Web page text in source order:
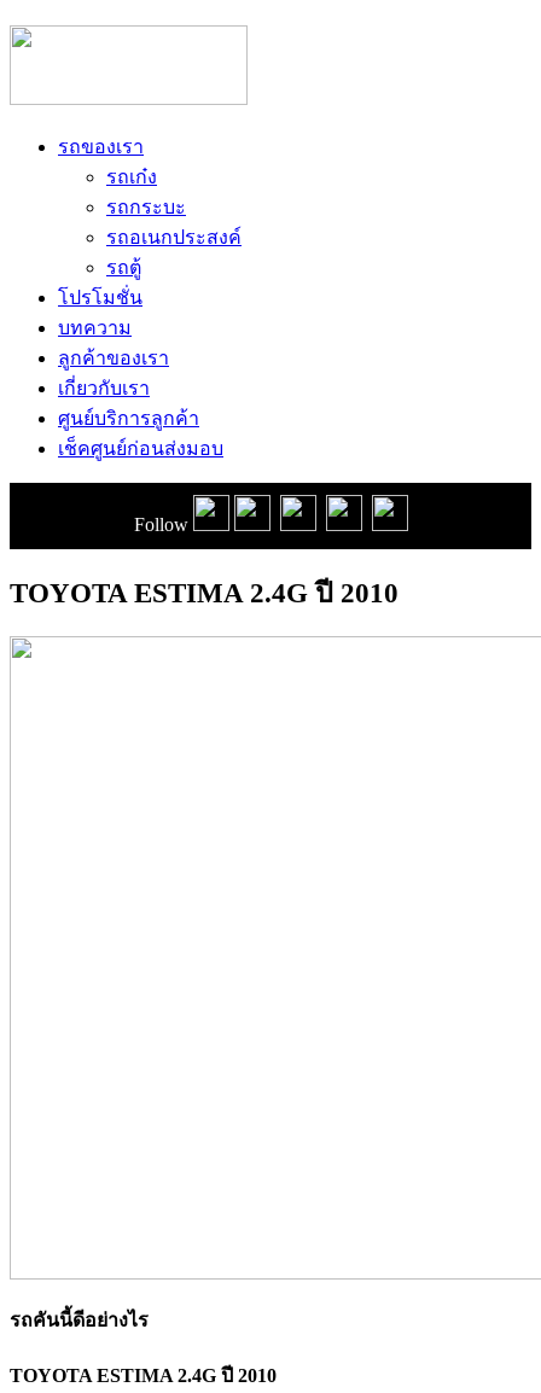
รถของเรา
รถเก๋ง
รถกระบะ
รถอเนกประสงค์
รถตู้
โปรโมชั่น
บทความ
ลูกค้าของเรา
เกี่ยวกับเรา
ศูนย์บริการลูกค้า
เช็คศูนย์ก่อนส่งมอบ
Follow
TOYOTA ESTIMA 2.4G ปี 2010
รถคันนี้ดีอย่างไร
TOYOTA ESTIMA 2.4G ปี 2010